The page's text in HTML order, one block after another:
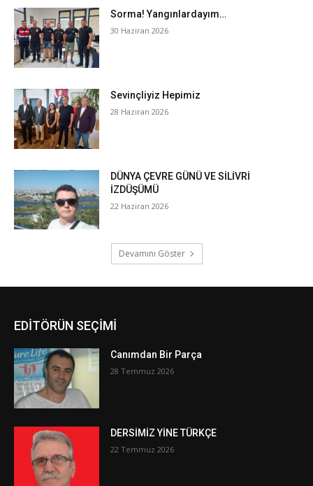
EDİTÖRÜN SEÇİMİ
Canımdan Bir Parça
28 Temmuz 2026
DERSİMİZ YİNE TÜRKÇE
22 Temmuz 2026